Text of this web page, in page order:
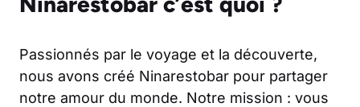
Passionnés par le voyage et la découverte,
nous avons créé Ninarestobar pour partager
notre amour du monde. Notre mission : vous